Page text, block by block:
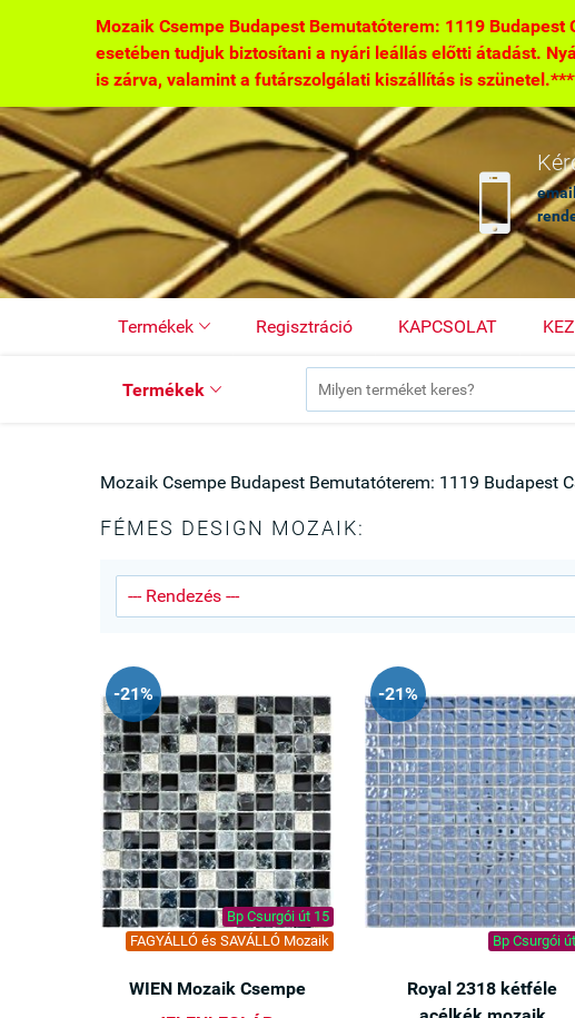
Mozaik Csempe Budapest Bemutatóterem: 1119
esetében tudjuk biztosítani a nyári leállás előtti átadást.
is zárva, valamint a futárszolgálati kiszállítás is

Termékek  Regisztráció KAPCSOLAT
Termékek 
Mozaik Csempe Budapest Bemutatóterem: 1119 Budapest
FÉMES DESIGN MOZAIK:
-21%
Bp Csurgói út 15
FAGYÁLLÓ és SAVÁLLÓ Mozaik
WIEN Mozaik Csempe
-21%
Bp Csurgói
Royal 2318 kétféle